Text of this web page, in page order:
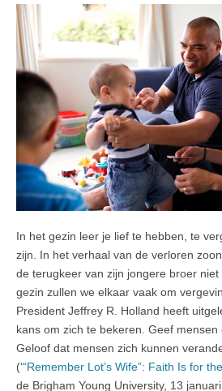
In het gezin leer je lief te hebben, te
zijn. In het verhaal van de verloren
de terugkeer van zijn jongere broer
gezin zullen we elkaar vaak om
President Jeffrey R. Holland heeft
kans om zich te bekeren. Geef mensen
Geloof dat mensen zich kunnen
(‘“Remember Lot’s Wife”: Faith Is for
de Brigham Young University, 13 januari